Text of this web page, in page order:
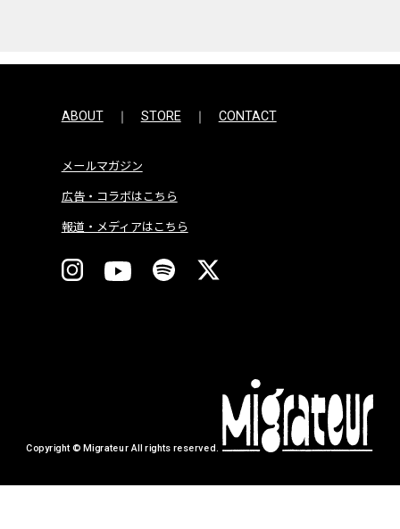
ABOUT STORE CONTACT
メールマガジン
広告・コラボはこちら
報道・メディアはこちら
Copyright © Migrateur All rights reserved.